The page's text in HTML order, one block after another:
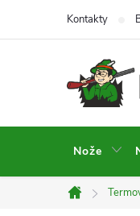
Kontakty
Nože
Domů